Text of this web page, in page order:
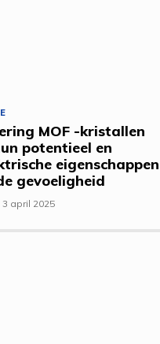
MOF -kristallen
potentieel en
eigenschappen
gevoeligheid
3 april 2025